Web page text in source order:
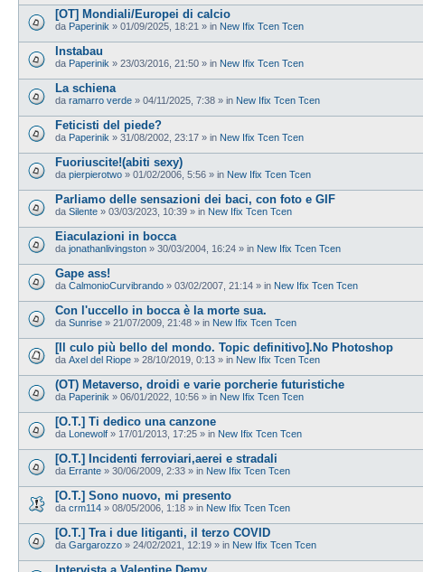
[OT] Mondiali/Europei di calcio
da Paperinik » 01/09/2025, 18:21 » in New Ifix Tcen Tcen
Instabau
da Paperinik » 23/03/2016, 21:50 » in New Ifix Tcen Tcen
La schiena
da ramarro verde » 04/11/2025, 7:38 » in New Ifix Tcen Tcen
Feticisti del piede?
da Paperinik » 31/08/2002, 23:17 » in New Ifix Tcen Tcen
Fuoriuscite!(abiti sexy)
da pierpierotwo » 01/02/2006, 5:56 » in New Ifix Tcen Tcen
Parliamo delle sensazioni dei baci, con foto e GIF
da Silente » 03/03/2023, 10:39 » in New Ifix Tcen Tcen
Eiaculazioni in bocca
da jonathanlivingston » 30/03/2004, 16:24 » in New Ifix Tcen Tcen
Gape ass!
da CalmonioCurvibrando » 03/02/2007, 21:14 » in New Ifix Tcen Tcen
Con l'uccello in bocca è la morte sua.
da Sunrise » 21/07/2009, 21:48 » in New Ifix Tcen Tcen
[Il culo più bello del mondo. Topic definitivo].No Photoshop
da Axel del Riope » 28/10/2019, 0:13 » in New Ifix Tcen Tcen
(OT) Metaverso, droidi e varie porcherie futuristiche
da Paperinik » 06/01/2022, 10:56 » in New Ifix Tcen Tcen
[O.T.] Ti dedico una canzone
da Lonewolf » 17/01/2013, 17:25 » in New Ifix Tcen Tcen
[O.T.] Incidenti ferroviari,aerei e stradali
da Errante » 30/06/2009, 2:33 » in New Ifix Tcen Tcen
[O.T.] Sono nuovo, mi presento
da crm114 » 08/05/2006, 1:18 » in New Ifix Tcen Tcen
[O.T.] Tra i due litiganti, il terzo COVID
da Gargarozzo » 24/02/2021, 12:19 » in New Ifix Tcen Tcen